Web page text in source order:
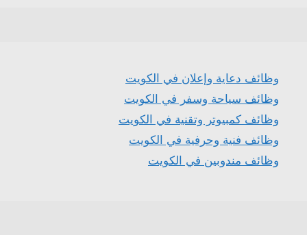
وظائف دعاية وإعلان في الكويت
وظائف سياحة وسفر في الكويت
وظائف كمبيوتر وتقنية في الكويت
وظائف فنية وحرفية في الكويت
وظائف مندوبين في الكويت